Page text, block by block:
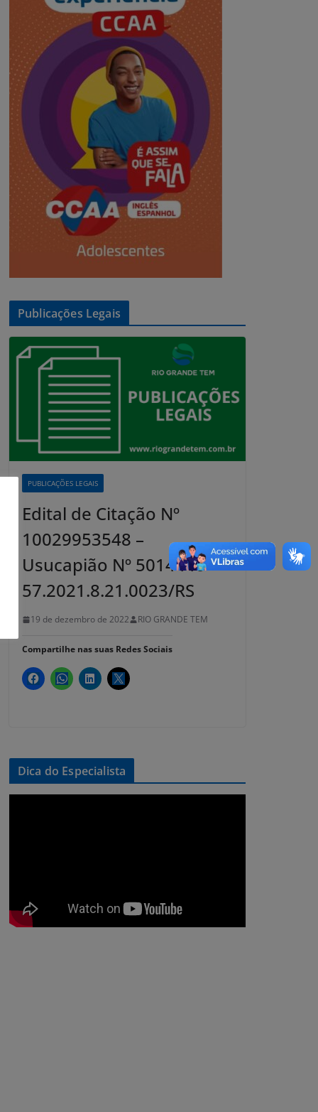
Publicações Legais
PUBLICAÇÕES LEGAIS
Edital de Citação Nº
10029953548 –
Usucapião Nº 5014446-
57.2021.8.21.0023/RS
19 de dezembro de 2022 RIO GRANDE TEM
Compartilhe nas suas Redes Sociais
Dica do Especialista